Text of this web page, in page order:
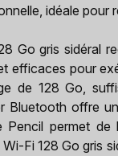
idéale pour
Go gris sidéral
efficaces pour
de 128 Go,
Bluetooth offre
Pencil permet
Fi 128 Go gris